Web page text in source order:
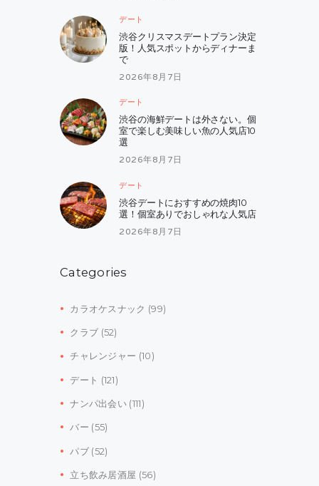
デート
渋谷クリスマスデートプラン決定
版！人気スポットからディナーま
で
2026年8月7日
デート
渋谷の海鮮デートは外さない。個
室で楽しむ美味しい魚の人気店10
選
2026年8月7日
デート
渋谷デートにおすすめの焼肉10
選！個室ありでおしゃれな人気店
2026年8月7日
Categories
カラオケスナック (99)
クラブ (52)
チャレンジャー (10)
デート (121)
ナンパ出会い (111)
バー (55)
パブ(52)
立ち飲み居酒屋 (56)